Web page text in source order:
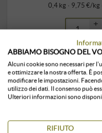
0,4 kg · 9,75 €/kg
+
Conservato in ambiente
ABBIAMO BISOGNO DEL
Alcuni cookie sono necessari per
e ottimizzare la nostra offerta. È
modificare le impostazioni.
utilizzo dei dati. Il consenso può
Ulteriori informazioni sono
RIFIUTO